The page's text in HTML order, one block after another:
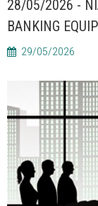
28/05/2026 -
BANKING
29/05/2026